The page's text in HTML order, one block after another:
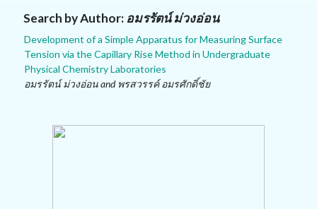
Search by Author: อมรรัตน์ ม่วงอ่อน
Development of a Simple Apparatus for Measuring Surface
Tension via the Capillary Rise Method in Undergraduate
Physical Chemistry Laboratories
อมรรัตน์ ม่วงอ่อน and พรสวรรค์ อมรศักดิ์ชัย